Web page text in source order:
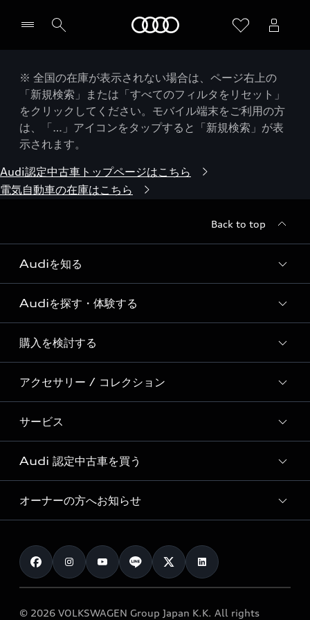
※ 全国の在庫が表示されない場合は、ページ右上の
「新規検索」または「すべてのフィルタをリセット」
をクリックしてください。モバイル端末をご利用の方
は、「…」アイコンをタップすると「新規検索」が表
示されます。
Audi認定中古車トップページはこちら
電気自動車の在庫はこちら
Back to top
Audiを知る
Audi ブランド
Story of Progress
Audi Sport
Formula 1®
デジタルサービス
Audiを探す・体験する
ディーラー検索
新車在庫検索
試乗車・展示車検索
見積り依頼
試乗予約
購入を検討する
モデル一覧
特別仕様モデル / 限定モデル
e-tronラインアップ
価格シミュレーション
車両比較
カタログ一覧
アクセサリー / コレクション
純正アクセサリー
オンラインショップ
Audi collection
アウディナビアプリ
サービス
サービス入庫予約
サービスプログラム
メンテナンス
車検 / 定期点検
e-tronアフターサポート
Audi 認定中古車を買う
Audi認定中古車
クオリティ
保証
メンテナンス
オーナーの方へお知らせ
お知らせ
オーナー様向けキャンペーン
© 2026 VOLKSWAGEN Group Japan K.K. All rights